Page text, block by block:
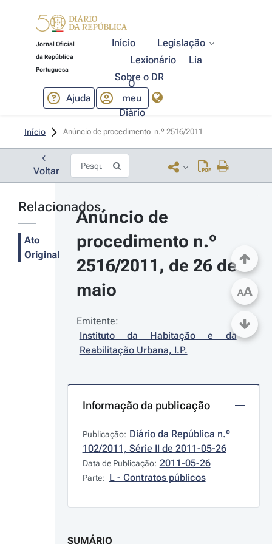
Jornal Oficial
da República
Portuguesa
Início
Legislação
Lexionário
Lia
Sobre o DR
Ajuda
O
meu
Diário
Início Anúncio de procedimento  n.º 2516/2011
Voltar
Relacionados
Ato
Original
Anúncio de
procedimento n.º
2516/2011, de 26 de
maio
Emitente:
Instituto da Habitação e da
Reabilitação Urbana, I.P.
Informação da publicação
Publicação: Diário da República n.º
102/2011, Série II de 2011-05-26
Data de Publicação: 2011-05-26
Parte: L - Contratos públicos
SUMÁRIO
AA